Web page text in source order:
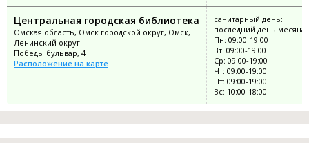
Центральная городская библиотека
Омская область, Омск городской округ, Омск,
Ленинский округ
Победы бульвар, 4
Расположение на карте
санитарный день:
последний день месяца
Пн: 09:00-19:00
Вт: 09:00-19:00
Ср: 09:00-19:00
Чт: 09:00-19:00
Пт: 09:00-19:00
Вс: 10:00-18:00